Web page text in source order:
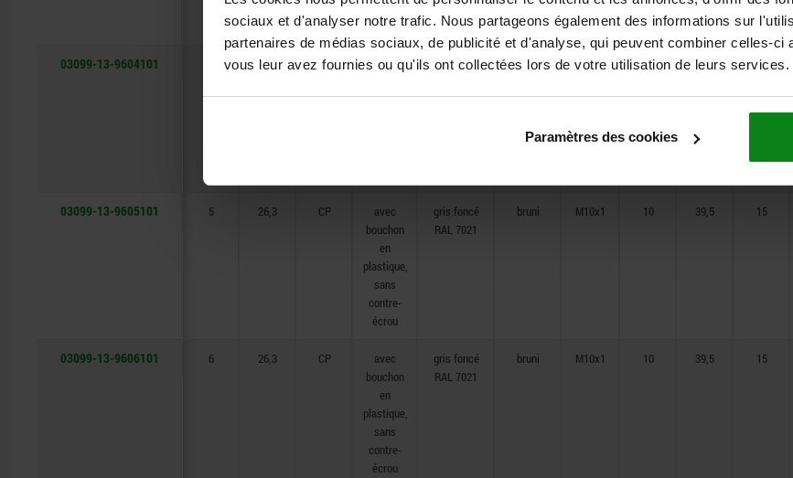
sociaux et d'analyser notre trafic. Nous partageons également des informations sur
partenaires de médias sociaux, de publicité et d'analyse, qui peuvent combiner celles-ci
vous leur avez fournies ou qu'ils ont collectées lors de votre utilisation de leurs services.
Paramètres des cookies
contre-
écrou
03099-13-9604101 26,3 CP
avec
en
gris foncé
bruni M10x1 10 39,5 15
03099-13-9605101 5 26,3 CP
avec
bouchon
en
plastique,
sans
contre-
écrou
gris foncé
RAL 7021
bruni M10x1 10 39,5 15
03099-13-9606101 6 26,3 CP
avec
bouchon
en
plastique,
sans
contre-
écrou
gris foncé
RAL 7021
bruni M10x1 10 39,5 15